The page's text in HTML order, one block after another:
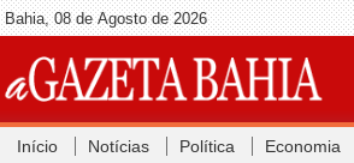
Bahia, 08 de Agosto de 2026
Início Notícias Política Economia